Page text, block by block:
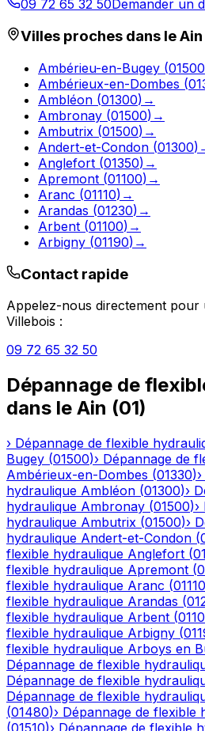
09 72 65 32 50 Demander un
Villes proches dans leAin
Ambérieu-en-Bugey (01500
Ambérieux-en-Dombes (
Ambléon (01300) →
Ambronay (01500) →
Ambutrix (01500) →
Andert-et-Condon (01300)
Anglefort (01350) →
Apremont (01100) →
Aranc (01110) →
Arandas (01230) →
Arbent (01100) →
Arbigny (01190) →
Contact rapide
Appelez-nous directement pour
Villebois :
09 72 65 32 50
Dépannage de
dans le Ain (01)
› Dépannage de flexible
Bugey (01500)› Dépannage de
Ambérieux-en-Dombes (01330)›
hydraulique Ambléon (01300)›
hydraulique Ambronay (01500)›
hydraulique Ambutrix (01500)›
hydraulique Andert-et-Condon (
flexible hydraulique Anglefort (
flexible hydraulique Apremont (
flexible hydraulique Aranc (01110
flexible hydraulique Arandas (
flexible hydraulique Arbent (
flexible hydraulique Arbigny (
flexible hydraulique Arboys en
Dépannage de flexible
Dépannage de flexible
Dépannage de flexible
(01480)› Dépannage de flexible